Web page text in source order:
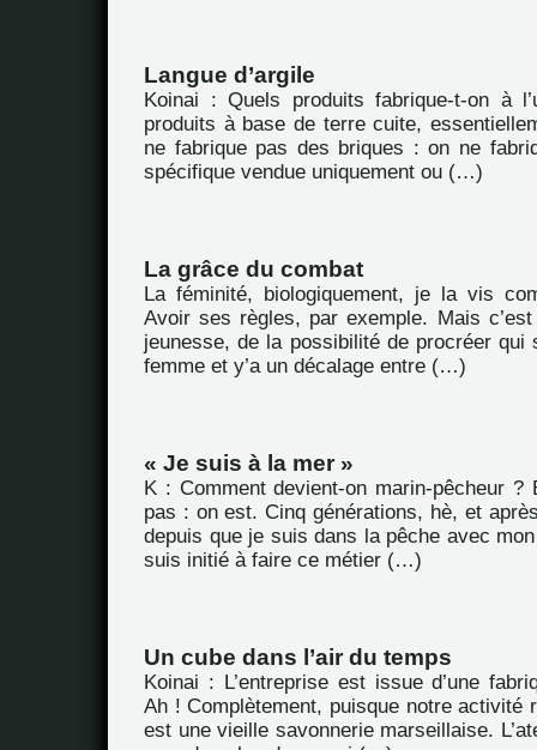
Langue d’argile
Koinai : Quels produits fabrique-t-on à
produits à base de terre cuite,
ne fabrique pas des briques : on ne
spécifique vendue uniquement ou (…)
La grâce du combat
La féminité, biologiquement, je la vis
Avoir ses règles, par exemple. Mais
jeunesse, de la possibilité de procréer qui
femme et y’a un décalage entre (…)
« Je suis à la mer »
K : Comment devient-on marin-pêcheur ?
pas : on est. Cinq générations, hè, et
depuis que je suis dans la pêche avec
suis initié à faire ce métier (…)
Un cube dans l’air du temps
Koinai : L’entreprise est issue d’une
Ah ! Complètement, puisque notre activité
est une vieille savonnerie marseillaise.